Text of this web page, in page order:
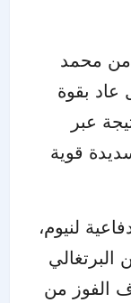
من محمد
الهلال عاد بقوة
عبر
في الدقيقة 49 بتسديدة قوية
لنيوم،
الفوز من